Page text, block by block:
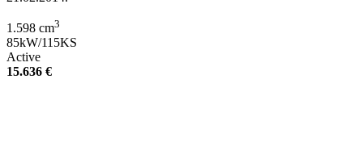
1.598 cm3
85kW/115KS
Active
15.636 €